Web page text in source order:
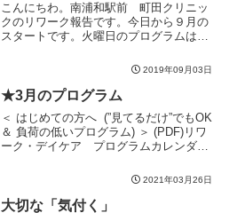
こんにちわ。南浦和駅前 町田クリニッ
クのリワーク報告です。今日から９月の
スタートです。火曜日のプログラムは、
て、皆さんと学んでいきたいと思いま
す。日常生活の中で、私たちは様々なス
トレスにさらされます。そのス...
2019年09月03日
★3月のプログラム
＜ はじめての方へ (”見てるだけ”でもOK
＆ 負荷の低いプログラム) ＞ (PDF)リワ
ーク・デイケア プログラムカレンダー
前に診察にて事前確認が必要です（詳し
くは受付まで）＊状況によりプログラ...
2021年03月26日
大切な「気付く」